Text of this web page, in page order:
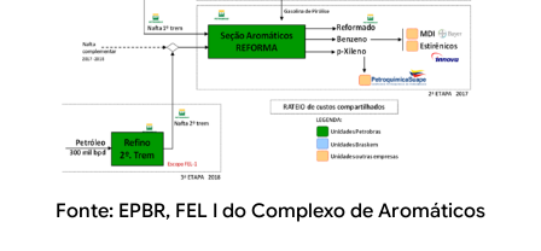
Fonte: EPBR, FEL I do Complexo de Aromáticos